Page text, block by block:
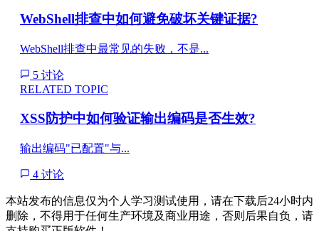
WebShell排查中如何避免破坏关键证据?
WebShell排查中最常见的失败，不是...
5 讨论
RELATED TOPIC
XSS防护中如何验证输出编码是否生效?
输出编码"已配置"与...
4 讨论
本站发布的信息仅为个人学习测试使用，请在下载后24小时内
删除，不得用于任何生产环境及商业用途，否则后果自负，请